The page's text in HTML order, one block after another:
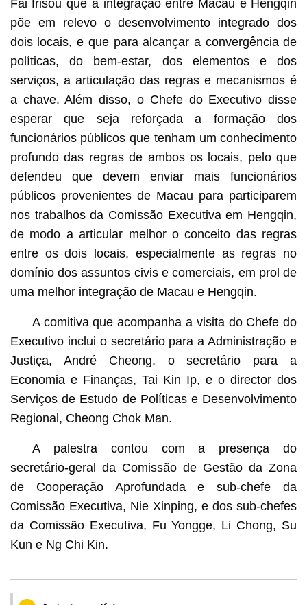
Fai frisou que a integração entre Macau e Hengqin
põe em relevo o desenvolvimento integrado dos
dois locais, e que para alcançar a convergência de
políticas, do bem-estar, dos elementos e dos
serviços, a articulação das regras e mecanismos é
a chave. Além disso, o Chefe do Executivo disse
esperar que seja reforçada a formação dos
funcionários públicos que tenham um conhecimento
profundo das regras de ambos os locais, pelo que
defendeu que devem enviar mais funcionários
públicos provenientes de Macau para participarem
nos trabalhos da Comissão Executiva em Hengqin,
de modo a articular melhor o conceito das regras
entre os dois locais, especialmente as regras no
domínio dos assuntos civis e comerciais, em prol de
uma melhor integração de Macau e Hengqin.
A comitiva que acompanha a visita do Chefe do
Executivo inclui o secretário para a Administração e
Justiça, André Cheong, o secretário para a
Economia e Finanças, Tai Kin Ip, e o director dos
Serviços de Estudo de Políticas e Desenvolvimento
Regional, Cheong Chok Man.
A palestra contou com a presença do
secretário-geral da Comissão de Gestão da Zona
de Cooperação Aprofundada e sub-chefe da
Comissão Executiva, Nie Xinping, e dos sub-chefes
da Comissão Executiva, Fu Yongge, Li Chong, Su
Kun e Ng Chi Kin.